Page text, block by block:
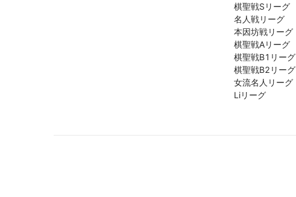
棋聖戦Sリーグ
名人戦リーグ
本因坊戦リーグ
棋聖戦Aリーグ
棋聖戦B1リーグ
棋聖戦B2リーグ
女流名人リーグ
Liリーグ